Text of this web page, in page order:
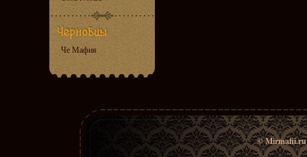
Че Мафия
© Mirmafii.ru